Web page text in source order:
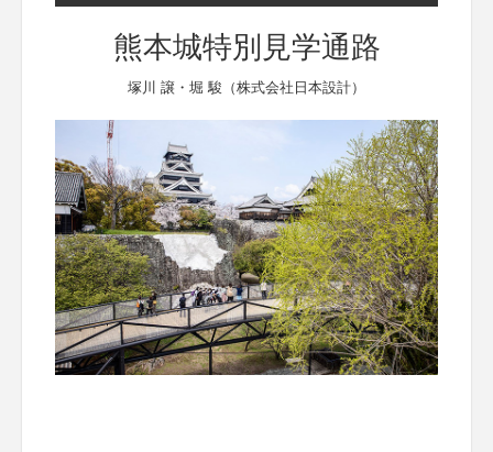
熊本城特別見学通路
塚川 譲・堀 駿（株式会社日本設計）